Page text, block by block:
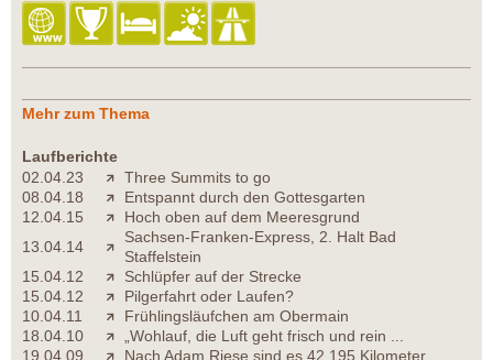
Mehr zum Thema
Laufberichte
02.04.23
Three Summits to go
08.04.18
Entspannt durch den Gottesgarten
12.04.15
Hoch oben auf dem Meeresgrund
13.04.14
Sachsen-Franken-Express, 2. Halt Bad
Staffelstein
15.04.12
Schlüpfer auf der Strecke
15.04.12
Pilgerfahrt oder Laufen?
10.04.11
Frühlingsläufchen am Obermain
18.04.10
„Wohlauf, die Luft geht frisch und rein ...
19.04.09
Nach Adam Riese sind es 42,195 Kilometer